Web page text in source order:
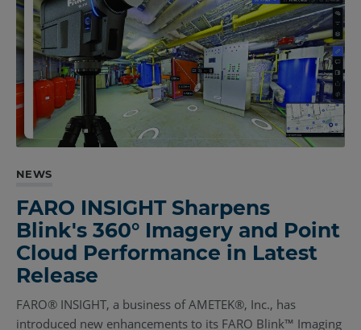
NEWS
FARO INSIGHT Sharpens
Blink's 360° Imagery and Point
Cloud Performance in Latest
Release
FARO® INSIGHT, a business of AMETEK®, Inc., has
introduced new enhancements to its FARO Blink™ Imaging